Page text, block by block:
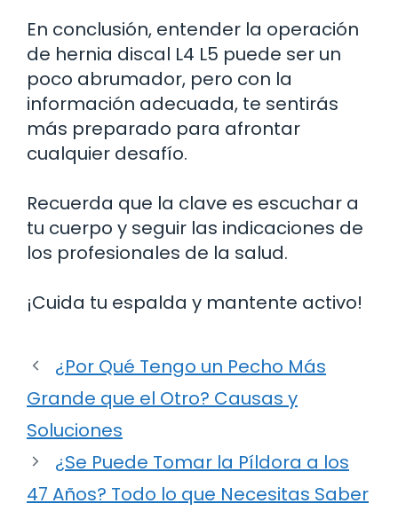
En conclusión, entender la operación
de hernia discal L4 L5 puede ser un
poco abrumador, pero con la
información adecuada, te sentirás
más preparado para afrontar
cualquier desafío.
Recuerda que la clave es escuchar a
tu cuerpo y seguir las indicaciones de
los profesionales de la salud.
¡Cuida tu espalda y mantente activo!
¿Por Qué Tengo un Pecho Más
Grande que el Otro? Causas y
Soluciones
¿Se Puede Tomar la Píldora a los
47 Años? Todo lo que Necesitas Saber